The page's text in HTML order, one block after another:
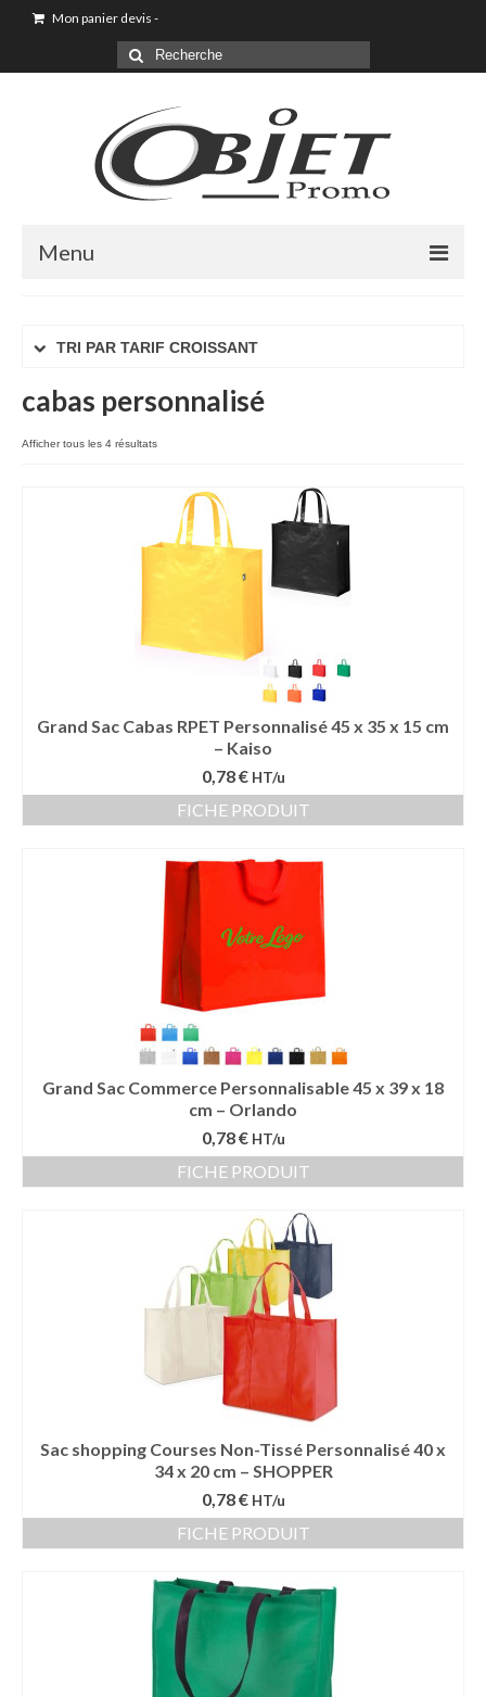
Mon panier devis -
Menu
Sac shopping
Sacoche
Sac à dos
Accessoires
TRI PAR TARIF CROISSANT
cabas personnalisé
Afficher tous les 4 résultats
Grand Sac Cabas RPET Personnalisé 45 x 35 x 15 cm
– Kaiso
0,78 € HT/u
FICHE PRODUIT
Grand Sac Commerce Personnalisable 45 x 39 x 18
cm – Orlando
0,78 € HT/u
FICHE PRODUIT
Sac shopping Courses Non-Tissé Personnalisé 40 x
34 x 20 cm – SHOPPER
0,78 € HT/u
FICHE PRODUIT